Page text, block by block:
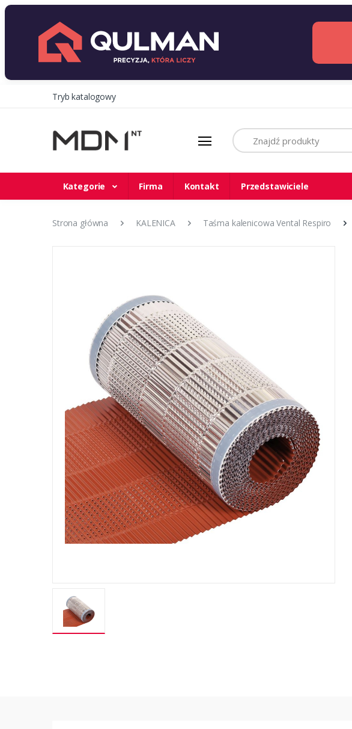
Tryb katalogowy
Szukaj
Kategorie Firma Kontakt Przedstawiciele
Strona główna KALENICA Taśma kalenicowa Vental Respiro